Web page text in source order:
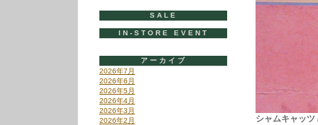
シャムキャッ
SALE
IN-STORE EVENT
アーカイブ
2026年7月
2026年6月
2026年5月
2026年4月
2026年3月
2026年2月